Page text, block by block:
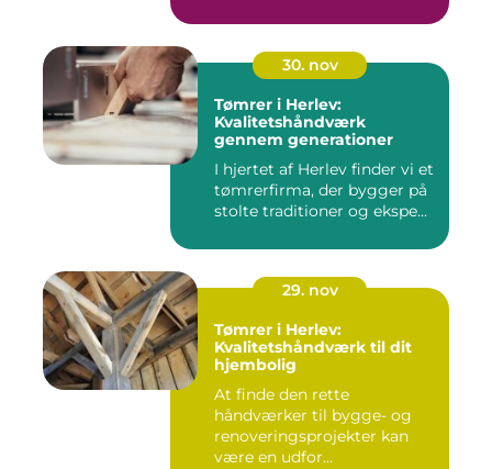
30. nov
Tømrer i Herlev:
Kvalitetshåndværk
gennem generationer
I hjertet af Herlev finder vi et
tømrerfirma, der bygger på
stolte traditioner og ekspe...
29. nov
Tømrer i Herlev:
Kvalitetshåndværk til dit
hjembolig
At finde den rette
håndværker til bygge- og
renoveringsprojekter kan
være en udfor...